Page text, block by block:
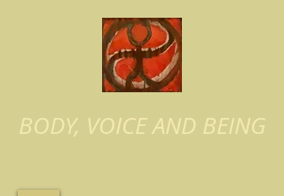
BODY, VOICE AND BEING